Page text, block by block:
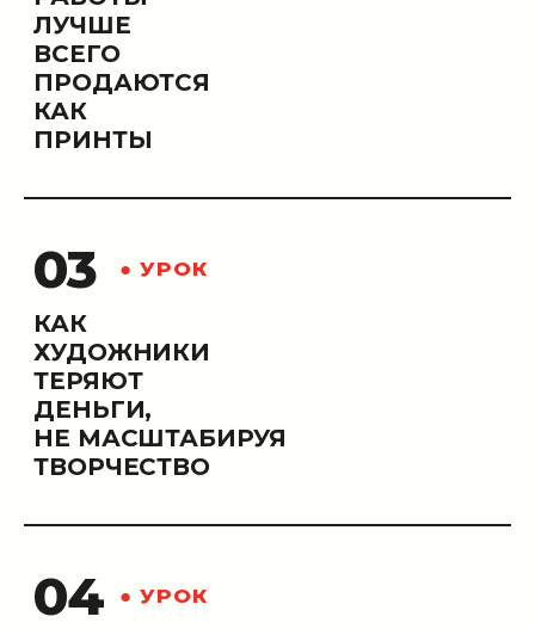
ЛУЧШЕ
ВСЕГО
ПРОДАЮТСЯ
КАК
ПРИНТЫ
03 ● УРОК
КАК
ХУДОЖНИКИ
ТЕРЯЮТ
ДЕНЬГИ,
НЕ МАСШТАБИРУЯ
ТВОРЧЕСТВО
04 ● УРОК